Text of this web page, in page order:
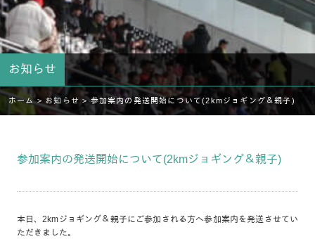
お知らせ
ホーム > お知らせ >参加案内の発送開始について(2kmジョギング＆親子)
参加案内の発送開始について(2kmジョギング＆親子)
本日、2kmジョギング＆親子にご参加される方へ参加案内を発送させてい
ただきました。